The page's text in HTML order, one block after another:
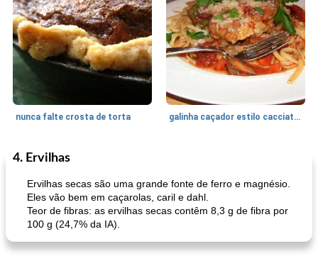
nunca falte crosta de torta galinha caçador estilo cacciatore
Feriados e Eventos
4. Ervilhas
Ervilhas secas são uma grande fonte de ferro e magnésio.
Eles vão bem em caçarolas, caril e dahl.
Teor de fibras: as ervilhas secas contêm 8,3 g de fibra por
100 g (24,7% da IA).